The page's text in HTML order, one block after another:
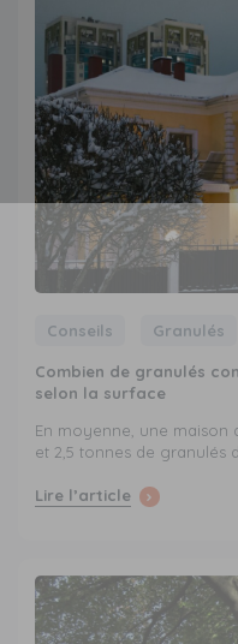
Conseils Granulés
Combien de granulés
selon la surface
En moyenne, une maison
et 2,5 tonnes de granulés
Lire l’article